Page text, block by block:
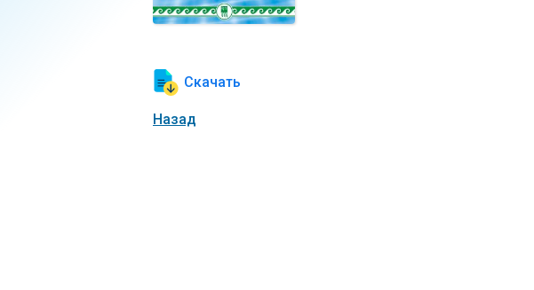
Скачать
Назад